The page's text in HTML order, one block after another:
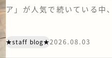
ア」が人気で続いている中
は・・・ リカバリーウェ
★staff blog★2026.08.03